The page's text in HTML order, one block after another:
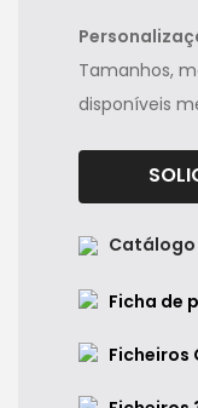
Tamanhos,
disponíveis
Ficha de
Ficheiros